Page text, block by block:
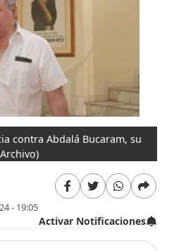
contra Abdalá Bucaram, su
- 19:05
Activar Notificaciones